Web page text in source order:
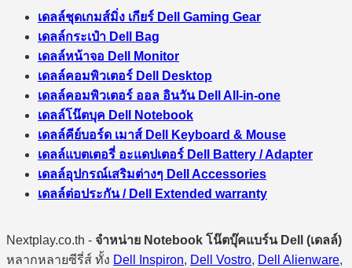
เดลล์ชุดเกมส์มิ่ง เกียร์ Dell Gaming Gear
เดลล์กระเป๋า Dell Bag
เดลล์หน้าจอ Dell Monitor
เดลล์คอมพิวเตอร์ Dell Desktop
เดลล์คอมพิวเตอร์ ออล อินวัน Dell All-in-one
เดลล์โน๊ตบุค Dell Notebook
เดลล์คีย์บอร์ด เมาส์ Dell Keyboard & Mouse
เดลล์แบตเตอรี่ อะแดปเตอร์ Dell Battery / Adapter
เดลล์อุปกรณ์เสริมต่างๆ Dell Accessories
เดลล์ต่อประกัน / Dell Extended warranty
Nextplay.co.th - จำหน่าย Notebook โน๊ตบุ๊คแบร์น Dell (เดลล์)
หลากหลายซีรี่ส์ ทั้ง Dell Inspiron, Dell Vostro, Dell Alienware,